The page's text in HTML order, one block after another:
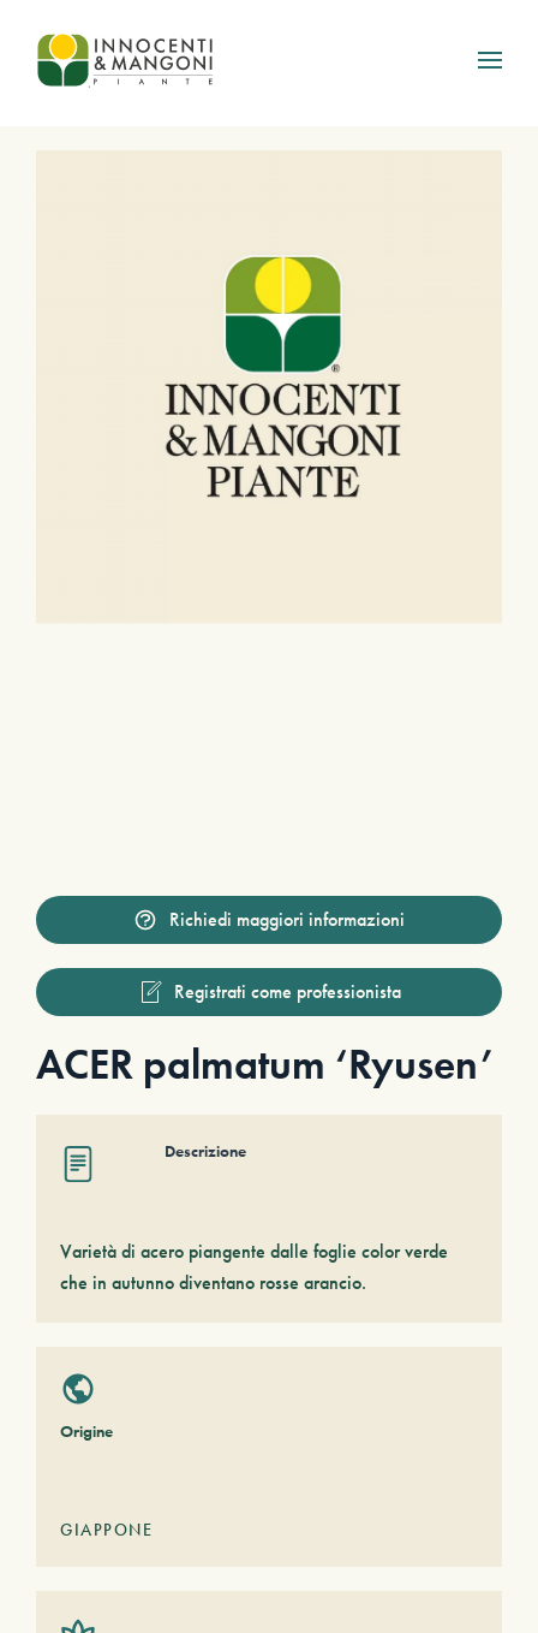
Skip to main content
Richiedi maggiori informazioni
Registrati come professionista
ACER palmatum ‘Ryusen’
Descrizione
Varietà di acero piangente dalle foglie color verde
che in autunno diventano rosse arancio.
Origine
GIAPPONE